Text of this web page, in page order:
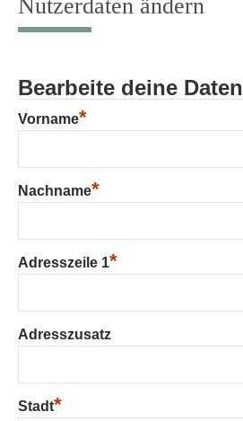
Nutzerdaten ändern
Bearbeite deine Daten
Vorname*
Nachname*
Adresszeile 1*
Adresszusatz
Stadt*